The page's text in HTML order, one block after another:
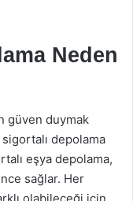
Neden
güven duymak
depolama
eşya depolama,
sağlar. Her